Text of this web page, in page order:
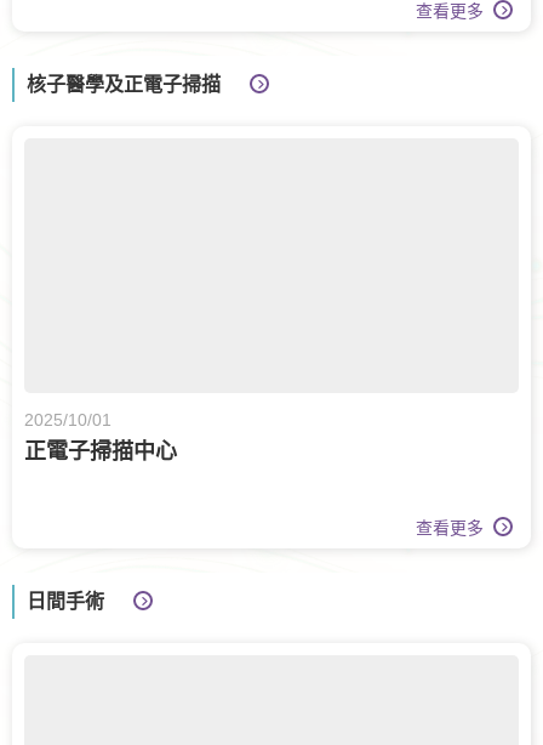
查看更多
核子醫學及正電子掃描
2025/10/01
正電子掃描中心
查看更多
日間手術